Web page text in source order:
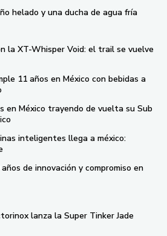
helado y una ducha de agua fría
la XT-Whisper Void: el trail se vuelve
11 años en México con bebidas a
en México trayendo de vuelta su Sub
inteligentes llega a méxico:
de innovación y compromiso en
lanza la Super Tinker Jade